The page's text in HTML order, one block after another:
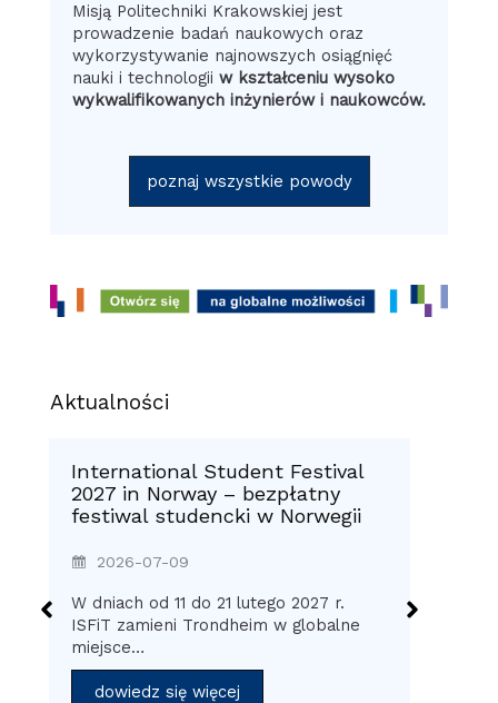
Misją Politechniki Krakowskiej jest
prowadzenie badań naukowych oraz
wykorzystywanie najnowszych osiągnięć
nauki i technologii w kształceniu wysoko
wykwalifikowanych inżynierów i naukowców.
poznaj wszystkie powody
Aktualności
International Student Festival
2027 in Norway – bezpłatny
festiwal studencki w Norwegii
2026-07-09
W dniach od 11 do 21 lutego 2027 r.
ISFiT zamieni Trondheim w globalne
miejsce…
dowiedz się więcej